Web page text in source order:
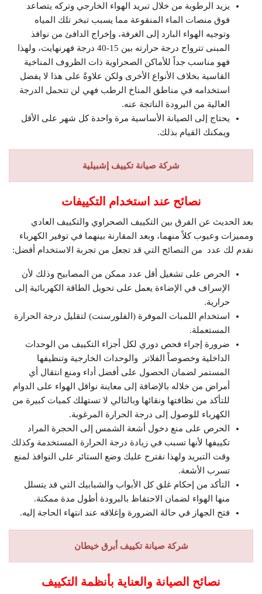
يزيد الرطوبة من خلال تبريد الهواء الخارجي وتركه يتصاعد
فوق منصات الماء المنقوعة مما يسبب تبخر تلك المياه
وتوجيه الهواء البارد إلى الغرفة، وإخراج الدافئ من نوافذ
المبنى تترواح درجة حرارته بين 15-40 درجة فهرنهايت، ولهذا
فهو مناسب جداً للأماكن الصحراوية ذات الظروف المناخية
القاسية بخلاف الأنواع الأخرى ولكن علاوةً على هذا لا يفضل
استخدامه في مناطق المناخ الرطب فهي لن تتحمل الدرجة
العالية من البرودة الناتجة عنه.
يحتاج إلى الصيانة الأساسية مرة واحدة كل شهر على الأقل
ويمكنك القيام بذلك.
شركة صيانة تكييف إشبيلية
نصائح عند استخدام التكييفات
بعد الحديث عن الفرق بين التكييف الصحراوي والتكييف العادي
ومميزات وعيوب كلاً منهما، وبعد المقارنة بينهما في توفير الكهرباء
نقدم لك عدد من النصائح التي قد تجعل من تجربة الاستخدام أفضل:
الحرص على تشغيل أقل عدد ممكن من المصابيح وذلك لأن
الإسراف في الإضاءة يعمل على تحويل الطاقة الكهربائية إلى
حرارية.
استخدام اللمبات الموفرة (الفلورسنت) لتقليل درجة الحرارة
المستعملة.
ضرورة إجراء فحص دوري لكل أجزاء التكييف من الوحدات
الداخلية وخصوصاً الفلاتر والوحدات الخارجية وتنظيفها
المستمر لضمان الحصول على أفضل أداء ومنع انتقال أي
أمراض من خلاله بالإضافة إلى معاينة نواقل الهواء على الدوام
للتأكد من نظافتها ونقائها وبالتالي لا تستهلك كميات كبيرة من
الكهرباء للوصول إلى درجة الحرارة المرغوبة.
الحرص على منع دخول أشعة الشمس إلى الحجرة المراد
تكييفها لأنها تسبب في زيادة درجة الحرارة المستخدمة وكذلك
وقت التبريد ولهذا نقترح عليك وضع الستائر على النوافذ لمنع
تسرب الأشعة.
التأكد من إحكام غلق كل الأبواب والشبابيك التي قد يتسلل
منها الهواء لضمان الاحتفاظ بالبرودة أطول مدة ممكنة.
فتح الجهاز في حالة الضرورة وإغلاقه عند انتهاء الحاجة إليه.
شركة صيانة تكييف أبرق خيطان
نصائح الصيانة والعناية بأنظمة التكييف